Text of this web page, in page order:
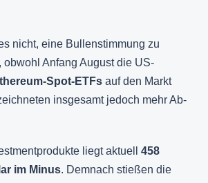
nicht, eine Bullenstimmung zu
obwohl Anfang August die US-
Spot-ETFs auf den Markt
insgesamt jedoch mehr Ab-
liegt aktuell 458
im Minus. Demnach stießen die